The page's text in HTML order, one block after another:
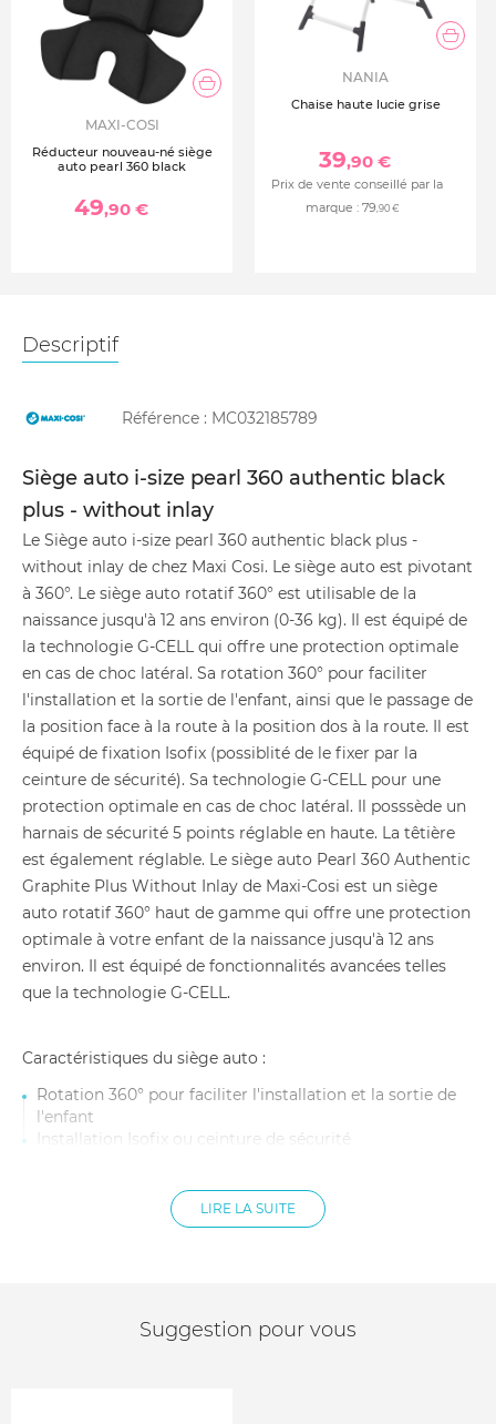
MAXI-COSI
Réducteur nouveau-né siège
auto pearl 360 black
49,90 €
NANIA
Chaise haute lucie grise
39,90 €
Prix de vente conseillé par la
marque : 79,90 €
Descriptif
Référence : MC032185789
Siège auto i-size pearl 360 authentic black
plus - without inlay
Le Siège auto i-size pearl 360 authentic black plus -
without inlay de chez Maxi Cosi. Le siège auto est pivotant
à 360°. Le siège auto rotatif 360° est utilisable de la
naissance jusqu'à 12 ans environ (0-36 kg). Il est équipé de
la technologie G-CELL qui offre une protection optimale
en cas de choc latéral. Sa rotation 360° pour faciliter
l'installation et la sortie de l'enfant, ainsi que le passage de
la position face à la route à la position dos à la route. Il est
équipé de fixation Isofix (possiblité de le fixer par la
ceinture de sécurité). Sa technologie G-CELL pour une
protection optimale en cas de choc latéral. Il posssède un
harnais de sécurité 5 points réglable en haute. La têtière
est également réglable. Le siège auto Pearl 360 Authentic
Graphite Plus Without Inlay de Maxi-Cosi est un siège
auto rotatif 360° haut de gamme qui offre une protection
optimale à votre enfant de la naissance jusqu'à 12 ans
environ. Il est équipé de fonctionnalités avancées telles
que la technologie G-CELL.
Caractéristiques du siège auto :
Rotation 360° pour faciliter l'installation et la sortie de
l'enfant
Installation Isofix ou ceinture de sécurité
Harnais de sécurité 5 points réglable en hauteur
Têtière réglable en hauteur
Housse amovible et lavable en machine
Norme R1290/03 I-Size
LIRE LA SUITE
Suggestion pour vous